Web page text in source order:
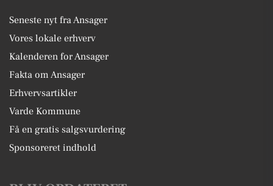
Seneste nyt fra Ansager
Vores lokale erhverv
Kalenderen for Ansager
Fakta om Ansager
Erhvervsartikler
Varde Kommune
Få en gratis salgsvurdering
Sponsoreret indhold